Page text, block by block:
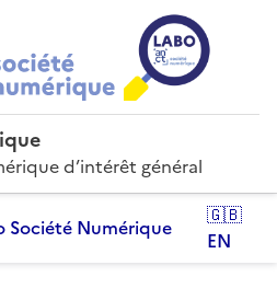
d’intérêt général
Société Numérique
🇬🇧
EN